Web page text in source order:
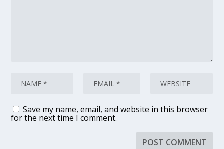
Save my name, email, and website in this browser
for the next time I comment.